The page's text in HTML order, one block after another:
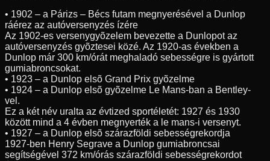
• 1902 – a Párizs – Bécs futam megnyerésével a Dunlop
ráérez az autóversenyzés ízére
Az 1902-es versenygyõzelem bevezette a Dunlopot az
autóversenyzés gyõztesei közé. Az 1920-as években a
Dunlop már 300 km/órát meghaladó sebességre is gyártott
gumiabroncsokat.
• 1923 – a Dunlop elsõ Grand Prix gyõzelme
• 1924 – a Dunlop elsõ gyõzelme Le Mans-ban a Bentley-
vel.
Ez a két név uralta az évtized sportéletét: 1927 és 1930
között mind a 4 évben megnyerték a le mans-i versenyt.
• 1927 – a Dunlop elsõ szárazföldi sebességrekordja
1927-ben Henry Segrave a Dunlop gumiabroncsai
segítségével 372 km/órás szárazföldi sebességrekordot